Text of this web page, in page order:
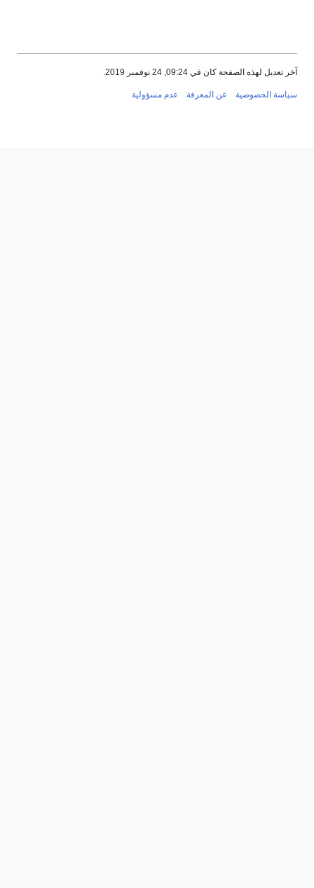
عدم مسؤولية